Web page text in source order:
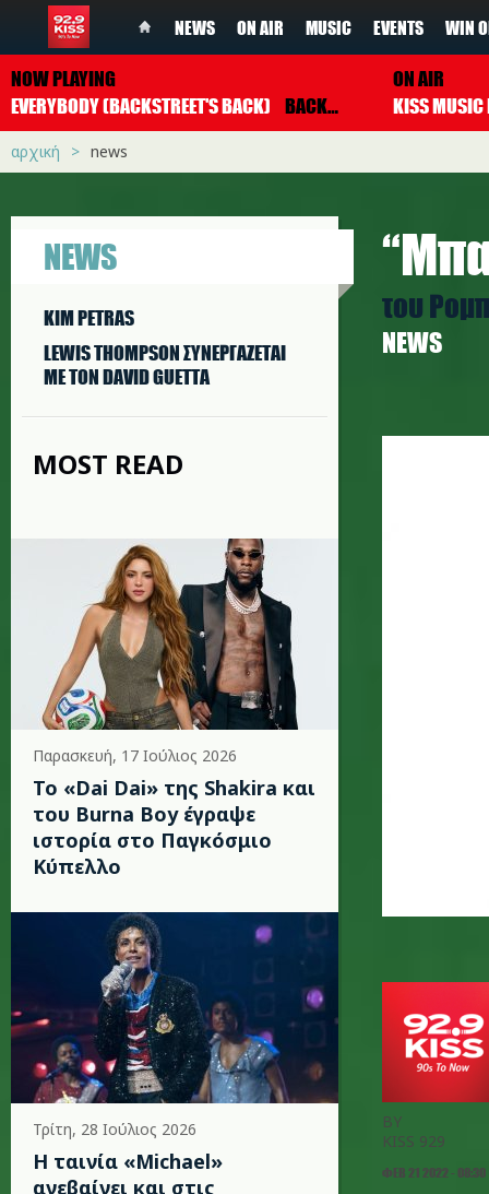
NEWS ON AIR MUSIC EVENTS WIN
NOW PLAYING
EVERYBODY (BACKSTREET'S BACK)
BACKSTREET BOYS
ON AIR
αρχική news
NEWS
KIM PETRAS
LEWIS THOMPSON ΣΥΝΕΡΓAΖΕΤΑΙ
ΜΕ ΤΟΝ DAVID GUETTA
MOST READ
Παρασκευή, 17 Ιούλιος 2026
To «Dai Dai» της Shakira και
του Burna Boy έγραψε
ιστορία στο Παγκόσμιο
Κύπελλο
Τρίτη, 28 Ιούλιος 2026
Η ταινία «Michael»
ανεβαίνει και στις
του
NEWS
BY
KISS 929
ΦΕΒ 21 2022 - 08:30